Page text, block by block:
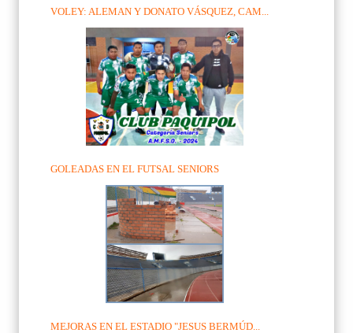
VOLEY: ALEMAN Y DONATO VÁSQUEZ, CAM...
GOLEADAS EN EL FUTSAL SENIORS
MEJORAS EN EL ESTADIO "JESUS BERMÚD...